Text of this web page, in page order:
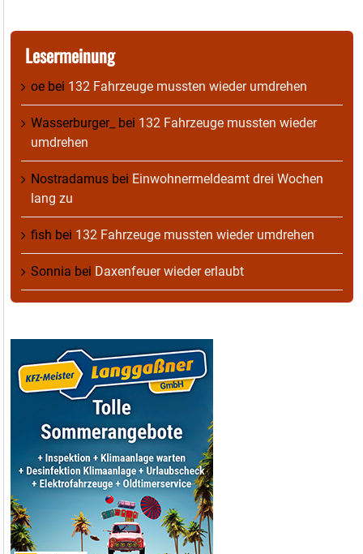
Lesermeinung
oe bei 132 Fahrzeuge mussten wieder umdrehen
Wasserburger_ bei 132 Fahrzeuge mussten wieder
umdrehen
Nostradamus bei Einwohnermeldeamt drei Wochen
lang zu
fish bei 132 Fahrzeuge mussten wieder umdrehen
Sonnia bei Daxenfeuer wieder erlaubt